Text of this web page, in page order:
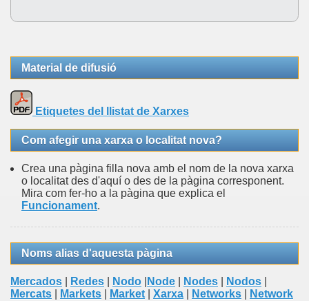
Material de difusió
Etiquetes del llistat de Xarxes
Com afegir una xarxa o localitat nova?
Crea una pàgina filla nova amb el nom de la nova xarxa
o localitat des d'aquí o des de la pàgina corresponent.
Mira com fer-ho a la pàgina que explica el
Funcionament.
Noms alias d'aquesta pàgina
Mercados Redes Nodo Node Nodes Nodos
Mercats
Markets Market Xarxa Networks Network